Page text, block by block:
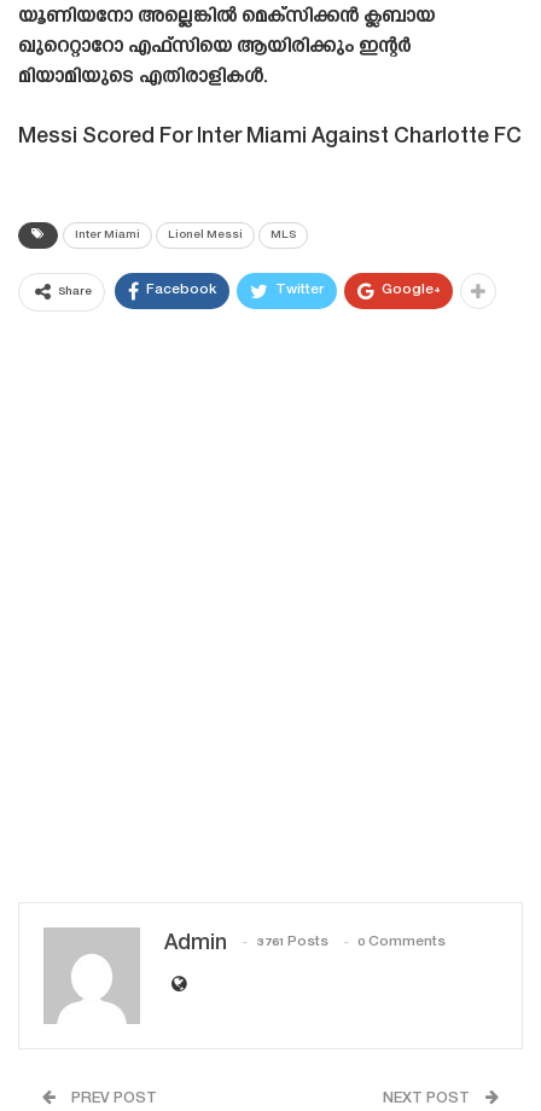
യൂണിയനോ അല്ലെങ്കിൽ മെക്സിക്കൻ ക്ലബായ
ഖുറെറ്റാറോ എഫ്‌സിയെ ആയിരിക്കും ഇന്റർ
മിയാമിയുടെ എതിരാളികൾ.
Messi Scored For Inter Miami Against Charlotte FC
Inter Miami Lionel Messi MLS
Share Facebook Twitter Google+
Admin 3761 Posts 0 Comments
PREV POST NEXT POST